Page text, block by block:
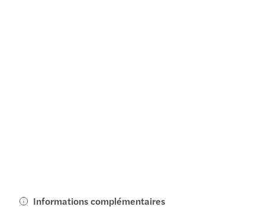
Informations complémentaires